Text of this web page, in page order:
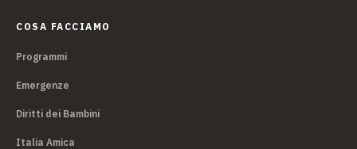
COSA FACCIAMO
Programmi
Emergenze
Diritti dei Bambini
Italia Amica